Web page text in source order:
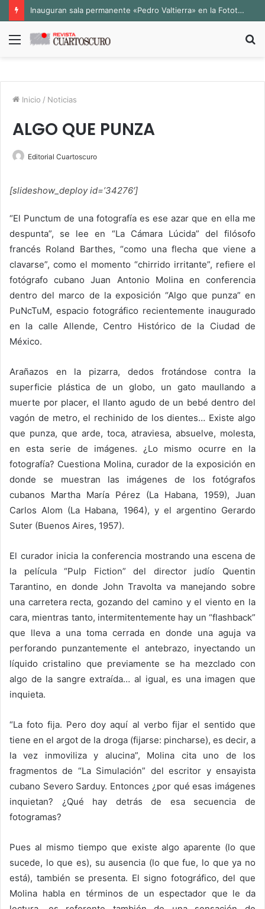
Inauguran sala permanente «Pedro Valtierra» en la Fototeca de Zacatecas
Menú
Inicio / Noticias
ALGO QUE PUNZA
Editorial Cuartoscuro
[slideshow_deploy id=’34276′]
“El Punctum de una fotografía es ese azar que en ella me
despunta”, se lee en “La Cámara Lúcida” del filósofo
francés Roland Barthes, “como una flecha que viene a
clavarse”, como el momento “chirrido irritante”, refiere el
fotógrafo cubano Juan Antonio Molina en conferencia
dentro del marco de la exposición “Algo que punza” en
PuNcTuM, espacio fotográfico recientemente inaugurado
en la calle Allende, Centro Histórico de la Ciudad de
México.
Arañazos en la pizarra, dedos frotándose contra la
superficie plástica de un globo, un gato maullando a
muerte por placer, el llanto agudo de un bebé dentro del
vagón de metro, el rechinido de los dientes… Existe algo
que punza, que arde, toca, atraviesa, absuelve, molesta,
en esta serie de imágenes. ¿Lo mismo ocurre en la
fotografía? Cuestiona Molina, curador de la exposición en
donde se muestran las imágenes de los fotógrafos
cubanos Martha María Pérez (La Habana, 1959), Juan
Carlos Alom (La Habana, 1964), y el argentino Gerardo
Suter (Buenos Aires, 1957).
El curador inicia la conferencia mostrando una escena de
la película “Pulp Fiction” del director judío Quentin
Tarantino, en donde John Travolta va manejando sobre
una carretera recta, gozando del camino y el viento en la
cara, mientras tanto, intermitentemente hay un “flashback”
que lleva a una toma cerrada en donde una aguja va
perforando punzantemente el antebrazo, inyectando un
líquido cristalino que previamente se ha mezclado con
algo de la sangre extraída… al igual, es una imagen que
inquieta.
“La foto fija. Pero doy aquí al verbo fijar el sentido que
tiene en el argot de la droga (fijarse: pincharse), es decir, a
la vez inmoviliza y alucina”, Molina cita uno de los
fragmentos de “La Simulación” del escritor y ensayista
cubano Severo Sarduy. Entonces ¿por qué esas imágenes
inquietan? ¿Qué hay detrás de esa secuencia de
fotogramas?
Pues al mismo tiempo que existe algo aparente (lo que
sucede, lo que es), su ausencia (lo que fue, lo que ya no
está), también se presenta. El signo fotográfico, del que
Molina habla en términos de un espectador que le da